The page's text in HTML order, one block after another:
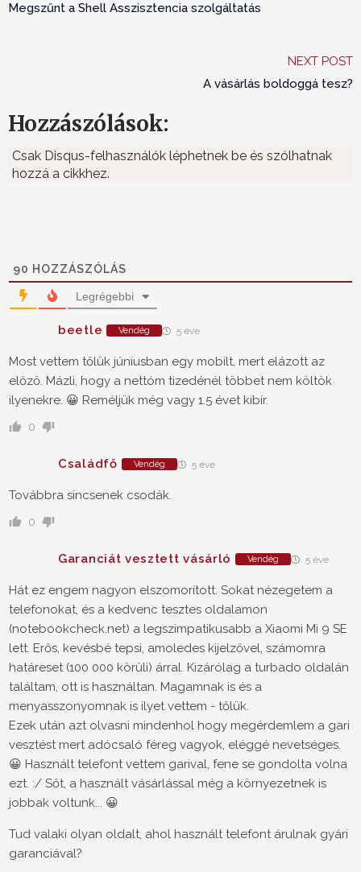
Megszűnt a Shell Asszisztencia szolgáltatás
NEXT POST
A vásárlás boldoggá tesz?
Hozzászólások:
Csak Disqus-felhasználók léphetnek be és szólhatnak
hozzá a cikkhez.
90 HOZZÁSZÓLÁS
Legrégebbi
beetle Vendég 5 éve
Most vettem tőlük júniusban egy mobilt, mert elázott az
előző. Mázli, hogy a nettóm tizedénél többet nem költök
ilyenekre. 😀 Reméljük még vagy 1.5 évet kibír.
0
Családfő Vendég 5 éve
Továbbra sincsenek csodák.
0
Garanciát vesztett vásárló Vendég 5 éve
Hát ez engem nagyon elszomorított. Sokat nézegetem a
telefonokat, és a kedvenc tesztes oldalamon
(notebookcheck.net) a legszimpatikusabb a Xiaomi Mi 9 SE
lett. Erős, kevésbé tepsi, amoledes kijelzővel, számomra
határeset (100 000 körüli) árral. Kizárólag a turbado oldalán
találtam, ott is használtan. Magamnak is és a
menyasszonyomnak is ilyet vettem - tőlük.
Ezek után azt olvasni mindenhol hogy megérdemlem a gari
vesztést mert adócsaló féreg vagyok, eléggé nevetséges.
😀 Használt telefont vettem garival, fene se gondolta volna
ezt. :/ Sőt, a használt vásárlással még a környezetnek is
jobbak voltunk... 😀
Tud valaki olyan oldalt, ahol használt telefont árulnak gyári
garanciával?